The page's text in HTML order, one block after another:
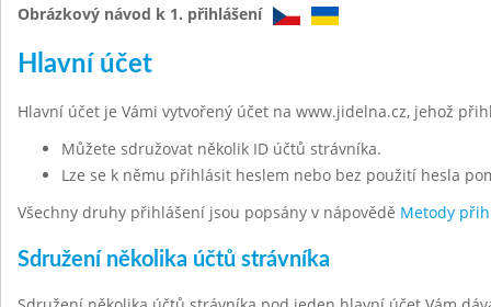
Obrázkový návod k 1. přihlášení
Hlavní účet
Hlavní účet je Vámi vytvořený účet na www.jidelna.cz, jehož
Můžete sdružovat několik ID účtů strávníka.
Lze se k němu přihlásit heslem nebo bez použití hesla
Všechny druhy přihlášení jsou popsány v nápovědě Metody
Sdružení několika účtů strávníka